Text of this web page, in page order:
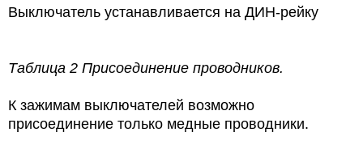
Выключатель устанавливается на ДИН-рейку
Таблица 2 Присоединение проводников.
К зажимам выключателей возможно
присоединение только медные проводники.